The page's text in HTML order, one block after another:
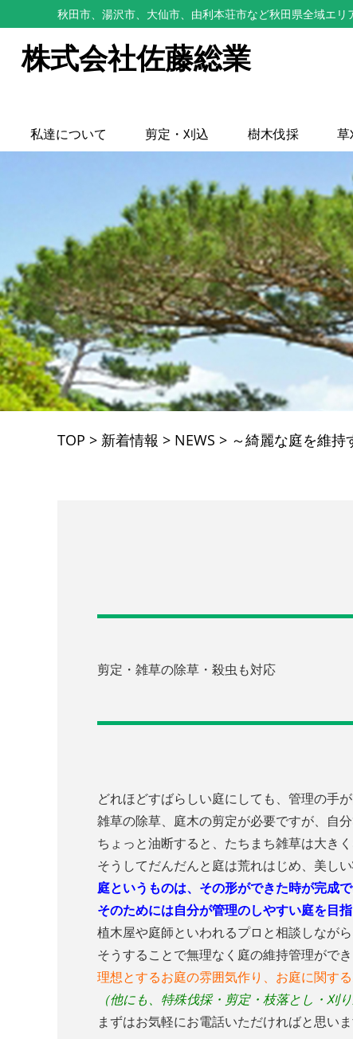
秋田市、湯沢市、大仙市、由利本荘市など秋田県全域エ
株式会社佐藤総業
私達について 剪定・刈込 樹木伐採 草
TOP > 新着情報 > NEWS > ～綺麗な庭を維持
剪定・雑草の除草・殺虫も対応
どれほどすばらしい庭にしても、管理の手
雑草の除草、庭木の剪定が必要ですが、自
ちょっと油断すると、たちまち雑草は大き
そうしてだんだんと庭は荒れはじめ、美し
庭というものは、その形ができた時が完成
そのためには自分が管理のしやすい庭を目指
植木屋や庭師といわれるプロと相談しなが
そうすることで無理なく庭の維持管理がで
理想とするお庭の雰囲気作り、お庭に関す
（他にも、特殊伐採・剪定・枝落とし・刈
まずはお気軽にお電話いただければと思いま